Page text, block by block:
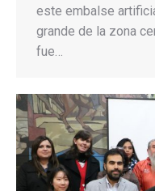
este embalse
grande de la zona
fue…